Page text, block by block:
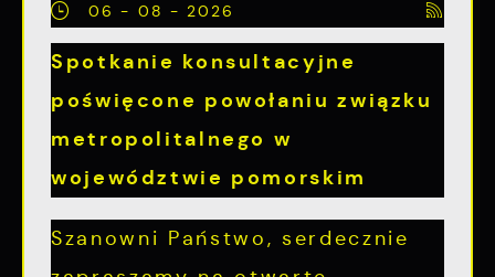
06 - 08 - 2026
Spotkanie konsultacyjne
poświęcone powołaniu związku
metropolitalnego w
województwie pomorskim
Szanowni Państwo, serdecznie